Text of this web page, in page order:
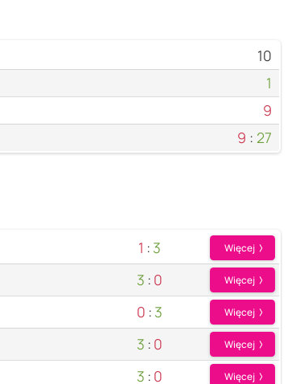
10
1
9
9 : 27
1 : 3 Więcej
3 : 0 Więcej
0 : 3 Więcej
3 : 0 Więcej
3 : 0 Więcej